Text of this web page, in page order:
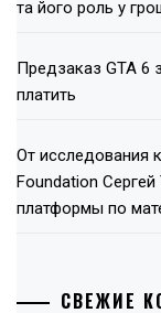
та його роль у
Предзаказ GTA 6
платить
От исследования
Foundation Сергей
платформы по
СВЕЖИЕ